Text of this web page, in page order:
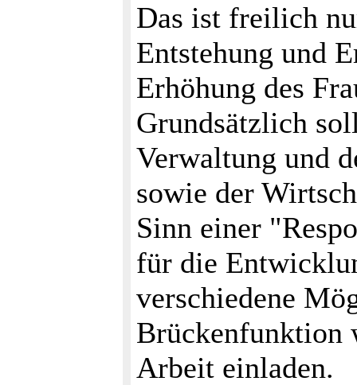
Das ist freilich
Entstehung und
Erhöhung des
Grundsätzlich
Verwaltung und
sowie der
Sinn einer
für die
verschiedene
Brückenfunktion
Arbeit einladen.